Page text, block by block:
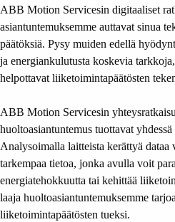
ABB Motion Servicesin digitaaliset
asiantuntemuksemme auttavat sinua
päätöksiä. Pysy muiden edellä
ja energiankulutusta koskevia
helpottavat liiketoimintapäätösten
ABB Motion Servicesin
huoltoasiantuntemus tuottavat
Analysoimalla laitteista kerättyä dataa
tarkempaa tietoa, jonka avulla voit
energiatehokkuutta tai kehittää
laaja huoltoasiantuntemuksemme
liiketoimintapäätösten tueksi.